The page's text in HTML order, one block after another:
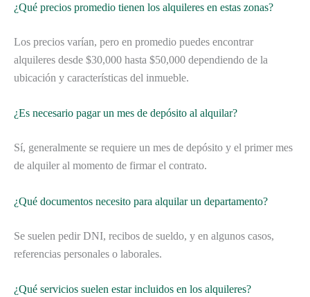
¿Qué precios promedio tienen los alquileres en estas zonas?
Los precios varían, pero en promedio puedes encontrar
alquileres desde $30,000 hasta $50,000 dependiendo de la
ubicación y características del inmueble.
¿Es necesario pagar un mes de depósito al alquilar?
Sí, generalmente se requiere un mes de depósito y el primer mes
de alquiler al momento de firmar el contrato.
¿Qué documentos necesito para alquilar un departamento?
Se suelen pedir DNI, recibos de sueldo, y en algunos casos,
referencias personales o laborales.
¿Qué servicios suelen estar incluidos en los alquileres?